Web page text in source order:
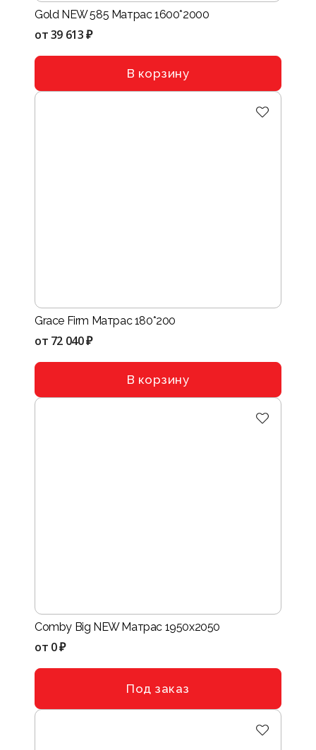
Gold NEW 585 Матрас 1600*2000
от39 613 ₽
В корзину
Grace Firm Матрас 180*200
от 72 040 ₽
В корзину
Comby Big NEW Матрас 1950x2050
от 0 ₽
Под заказ